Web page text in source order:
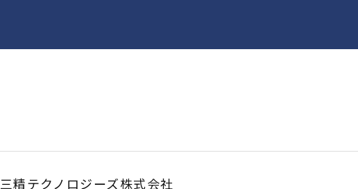
三精テクノロジーズ株式会社